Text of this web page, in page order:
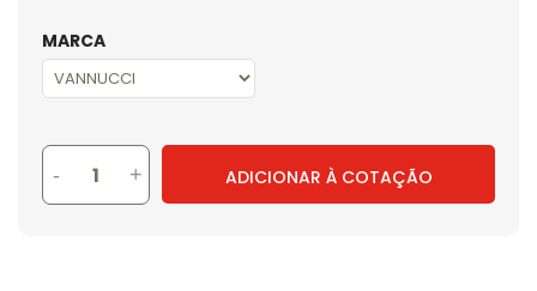
MARCA
- + ADICIONAR À COTAÇÃO